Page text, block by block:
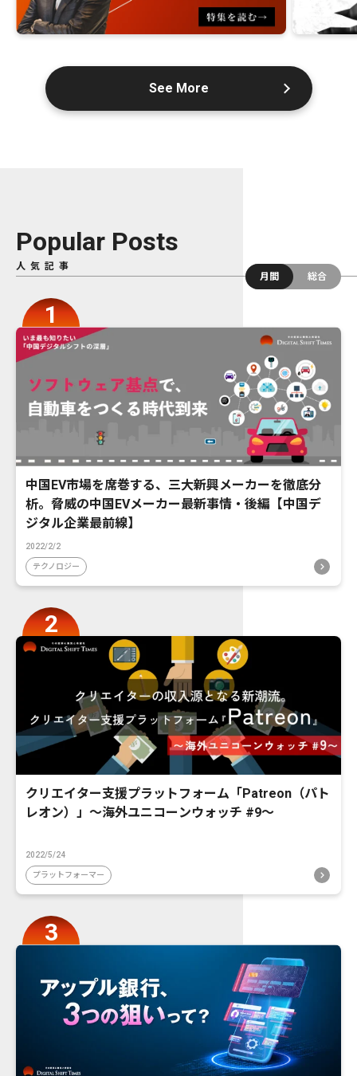
See More
Popular Posts
人気記事
月間
総合
中国EV市場を席巻する、三大新興メーカーを徹底分
析。脅威の中国EVメーカー最新事情・後編【中国デ
ジタル企業最前線】
2022/2/2
テクノロジー
クリエイター支援プラットフォーム「Patreon（パト
レオン）」〜海外ユニコーンウォッチ #9〜
2022/5/24
プラットフォーマー